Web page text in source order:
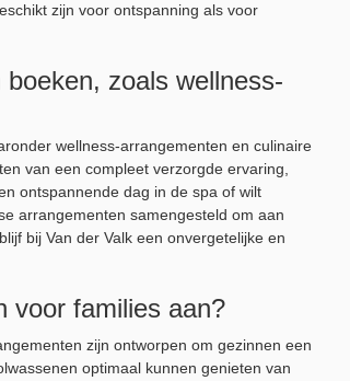
zijn voor ontspanning als voor
zoals wellness-
wellness-arrangementen en culinaire
van een compleet verzorgde ervaring,
ontspannende dag in de spa of wilt
arrangementen samengesteld om aan
bij Van der Valk een onvergetelijke en
voor families aan?
zijn ontworpen om gezinnen een
optimaal kunnen genieten van